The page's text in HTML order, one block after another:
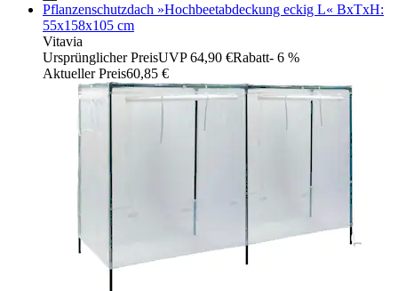
Pflanzenschutzdach »Hochbeetabdeckung eckig L« BxTxH:
55x158x105 cm
Vitavia
Ursprünglicher PreisUVP 64,90 €Rabatt- 6 %
Aktueller Preis60,85 €